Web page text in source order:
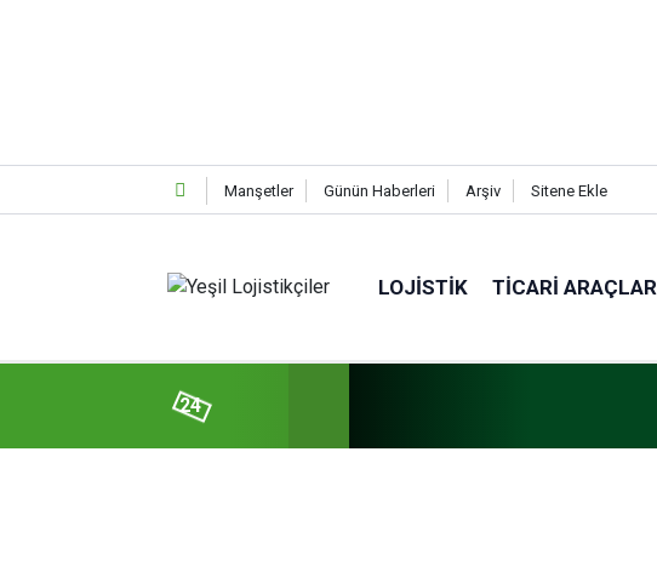
Manşetler Günün Haberleri Arşiv Sitene Ekle
LOJISTIK TICARI ARAÇLAR
24